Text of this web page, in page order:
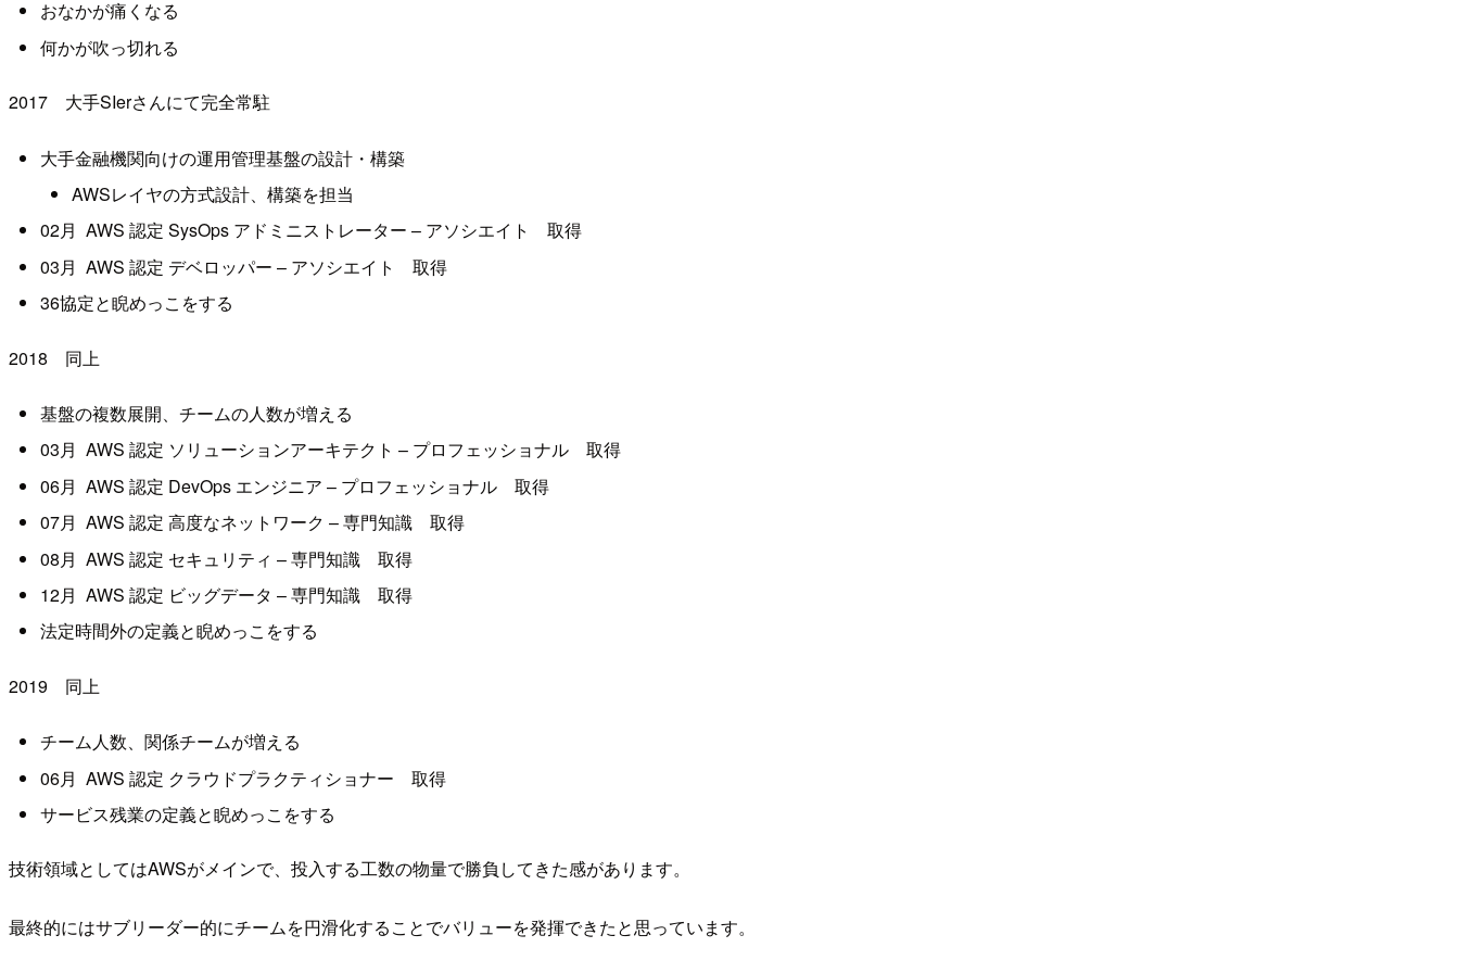
おなかが痛くなる
何かが吹っ切れる
2017 大手SIerさんにて完全常駐
大手金融機関向けの運用管理基盤の設計・構築
AWSレイヤの方式設計、構築を担当
02月 AWS 認定 SysOps アドミニストレーター – アソシエイト 取得
03月 AWS 認定 デベロッパー – アソシエイト 取得
36協定と睨めっこをする
2018 同上
基盤の複数展開、チームの人数が増える
03月 AWS 認定 ソリューションアーキテクト – プロフェッショナル 取得
06月 AWS 認定 DevOps エンジニア – プロフェッショナル 取得
07月 AWS 認定 高度なネットワーク –専門知識 取得
08月 AWS 認定 セキュリティ –専門知識 取得
12月 AWS 認定 ビッグデータ –専門知識 取得
法定時間外の定義と睨めっこをする
2019 同上
チーム人数、関係チームが増える
06月 AWS 認定 クラウドプラクティショナー 取得
サービス残業の定義と睨めっこをする
技術領域としてはAWSがメインで、投入する工数の物量で勝負してきた感があります。
最終的にはサブリーダー的にチームを円滑化することでバリューを発揮できたと思っています。